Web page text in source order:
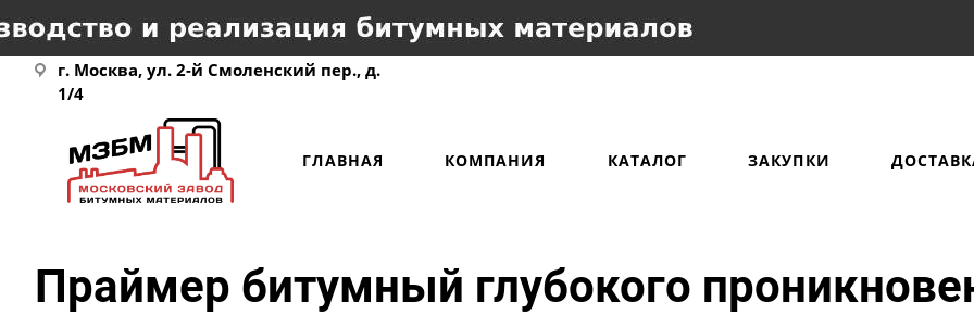
г. Москва, ул. 2-й Смоленский пер., д.
1/4
ГЛАВНАЯ КОМПАНИЯ КАТАЛОГ ЗАКУПКИ
Праймер битумный глубокого